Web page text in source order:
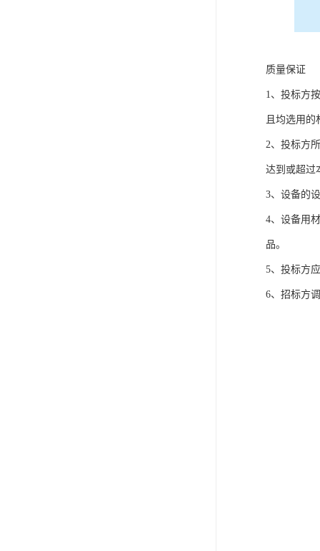
质量保证
1、投标方
且均选用
2、投标方
达到或超过
3、设备的
4、设备用
品。
5、投标方
6、招标方